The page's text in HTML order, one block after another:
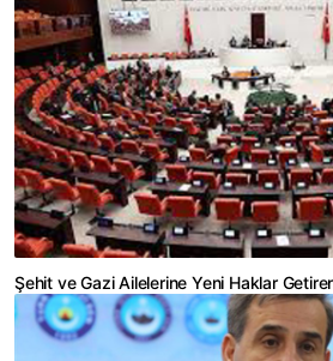
Şehit ve Gazi Ailelerine Yeni Haklar